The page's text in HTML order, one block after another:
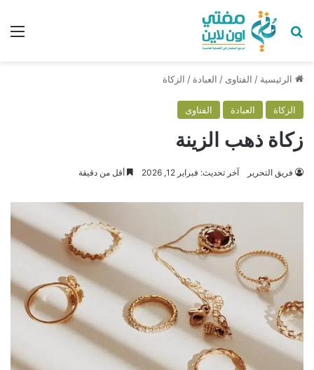
بحث عن
الرئيسية / الفتاوى / العبادة / الزكاة
الزكاة العبادة الفتاوى
زكاة ذهب الزينة
فريق التحرير آخر تحديث: فبراير 12, 2026 أقل من دقيقة